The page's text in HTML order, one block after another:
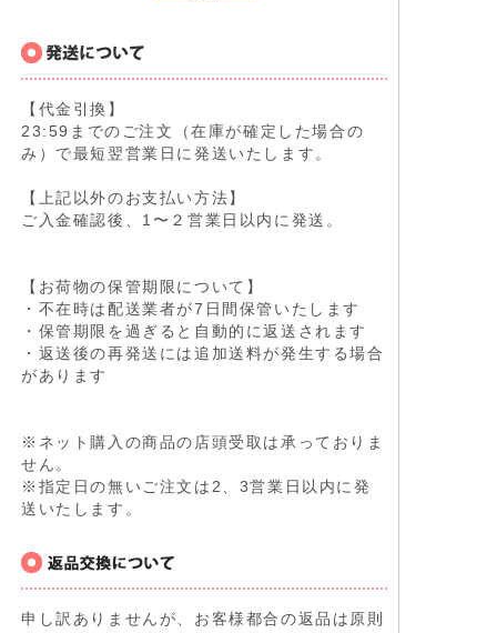
【代金引換】
23:59までのご注文（在庫が確定した場合の
み）で最短翌営業日に発送いたします。
【上記以外のお支払い方法】
ご入金確認後、1〜２営業日以内に発送。
【お荷物の保管期限について】
・不在時は配送業者が7日間保管いたします
・保管期限を過ぎると自動的に返送されます
・返送後の再発送には追加送料が発生する場合
があります
※ネット購入の商品の店頭受取は承っておりま
せん。
※指定日の無いご注文は2、3営業日以内に発
送いたします。
申し訳ありませんが、お客様都合の返品は原則